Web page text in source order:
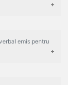
emis pentru